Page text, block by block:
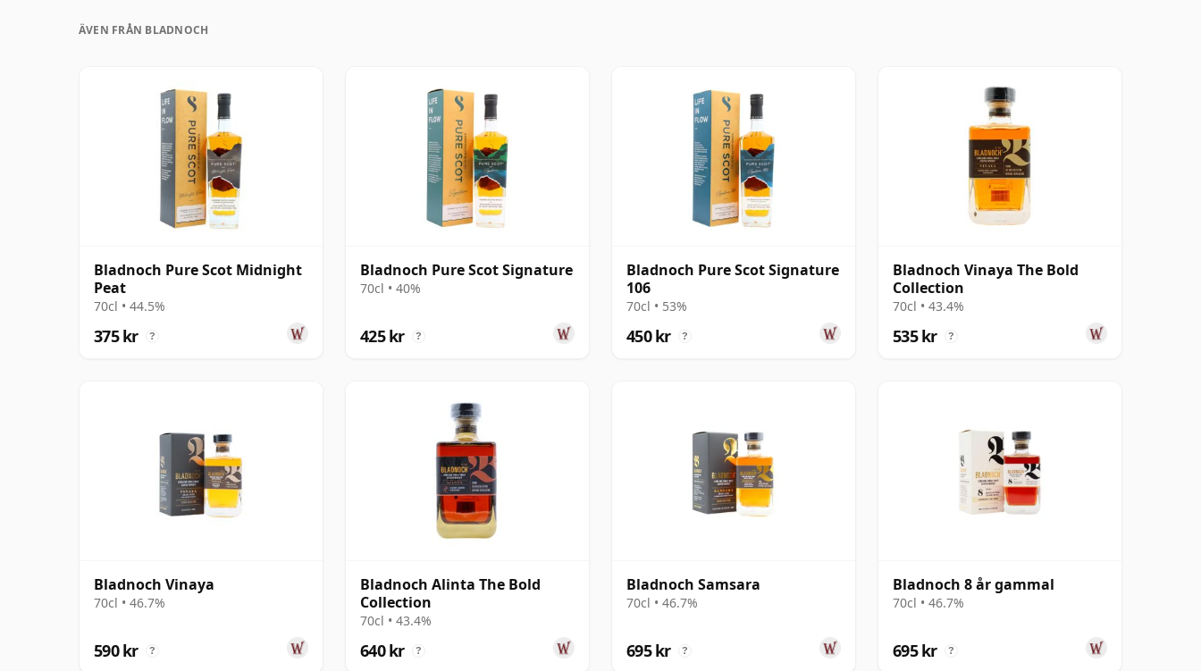
ÄVEN FRÅN BLADNOCH
Bladnoch Pure Scot Midnight
Peat
70cl • 44.5%
375 kr ?
Bladnoch Pure Scot Signature
70cl • 40%
425 kr ?
Bladnoch Pure Scot Signature
106
70cl • 53%
450 kr ?
Bladnoch Vinaya The Bold
Collection
70cl • 43.4%
535 kr ?
Bladnoch Vinaya
70cl • 46.7%
590 kr ?
Bladnoch Alinta The Bold
Collection
70cl • 43.4%
640 kr ?
Bladnoch Samsara
70cl • 46.7%
695 kr ?
Bladnoch 8 år gammal
70cl • 46.7%
695 kr ?